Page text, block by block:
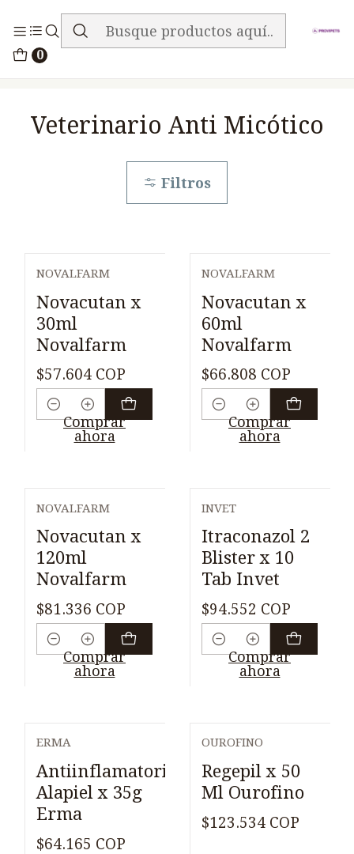
0
ENVIO GRATIS EN TODA LA TIENDA
Veterinario Anti Micótico
Filtros
NOVALFARM
Novacutan x
30ml
Novalfarm
$57.604 COP
Cantidad
Comprar
ahora
NOVALFARM
Novacutan x
60ml
Novalfarm
$66.808 COP
Cantidad
Comprar
ahora
NOVALFARM
Novacutan x
120ml
Novalfarm
$81.336 COP
Cantidad
Comprar
ahora
INVET
Itraconazol 2
Blister x 10
Tab Invet
$94.552 COP
Cantidad
Comprar
ahora
ERMA
Antiinflamatorio
Alapiel x 35g
Erma
$64.165 COP
OUROFINO
Regepil x 50
Ml Ourofino
$123.534 COP